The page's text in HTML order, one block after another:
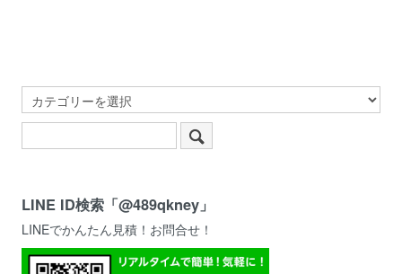
LINE ID検索「@489qkney」
LINEでかんたん見積！お問合せ！